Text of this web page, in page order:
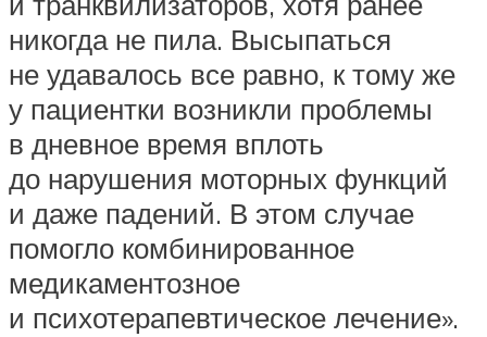
никогда не пила. Высыпаться
не удавалось все равно, к тому же
у пациентки возникли проблемы
в дневное время вплоть
до нарушения моторных функций
и даже падений. В этом случае
помогло комбинированное
медикаментозное
и психотерапевтическое лечение».